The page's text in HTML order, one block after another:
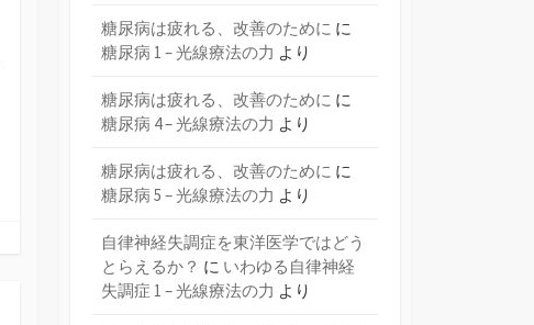
糖尿病は疲れる、改善のために に
糖尿病 1 – 光線療法の力 より
糖尿病は疲れる、改善のために に
糖尿病 4 – 光線療法の力 より
糖尿病は疲れる、改善のために に
糖尿病 5 – 光線療法の力 より
自律神経失調症を東洋医学ではどう
とらえるか？ に いわゆる自律神経
失調症 1 – 光線療法の力 より